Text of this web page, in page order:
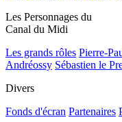
Les Personnages du
Canal du Midi
Les grands rôles Pierre-
Andréossy Sébastien le
Divers
Fonds d'écran Partenaires